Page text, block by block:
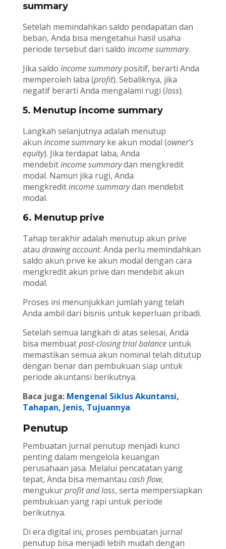
summary
Setelah memindahkan saldo pendapatan dan
beban, Anda bisa mengetahui hasil usaha
periode tersebut dari saldo income summary.
Jika saldo income summarypositif, berarti Anda
memperoleh laba (profit). Sebaliknya, jika
negatif berarti Anda mengalami rugi (loss).
5. Menutup income summary
Langkah selanjutnya adalah menutup
akun income summaryke akun modal (owner’s
equity). Jika terdapat laba, Anda
mendebitincome summarydan mengkredit
modal. Namun jika rugi, Anda
mengkreditincome summarydan mendebit
modal.
6. Menutup prive
Tahap terakhir adalah menutup akun prive
atau drawing account. Anda perlu memindahkan
saldo akun prive ke akun modal dengan cara
mengkredit akun prive dan mendebit akun
modal.
Proses ini menunjukkan jumlah yang telah
Anda ambil dari bisnis untuk keperluan pribadi.
Setelah semua langkah di atas selesai, Anda
bisa membuatpost-closing trial balanceuntuk
memastikan semua akun nominal telah ditutup
dengan benar dan pembukuan siap untuk
periode akuntansi berikutnya.
Baca juga: Mengenal Siklus Akuntansi,
Tahapan, Jenis, Tujuannya
Penutup
Pembuatan jurnal penutup menjadi kunci
penting dalam mengelola keuangan
perusahaan jasa. Melalui pencatatan yang
tepat, Anda bisa memantau cash flow,
mengukurprofit and loss, serta mempersiapkan
pembukuan yang rapi untuk periode
berikutnya.
Di era digital ini, proses pembuatan jurnal
penutup bisa menjadi lebih mudah dengan